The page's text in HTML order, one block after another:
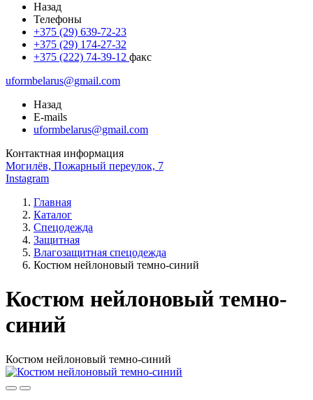
Назад
Телефоны
+375 (29) 639-72-23
+375 (29) 174-27-32
+375 (222) 74-39-12 факс
uformbelarus@gmail.com
Назад
E-mails
uformbelarus@gmail.com
Контактная информация
Могилёв, Пожарный переулок, 7
Instagram
Главная
Каталог
Спецодежда
Защитная
Влагозащитная спецодежда
Костюм нейлоновый темно-синий
Костюм нейлоновый темно-
синий
Костюм нейлоновый темно-синий